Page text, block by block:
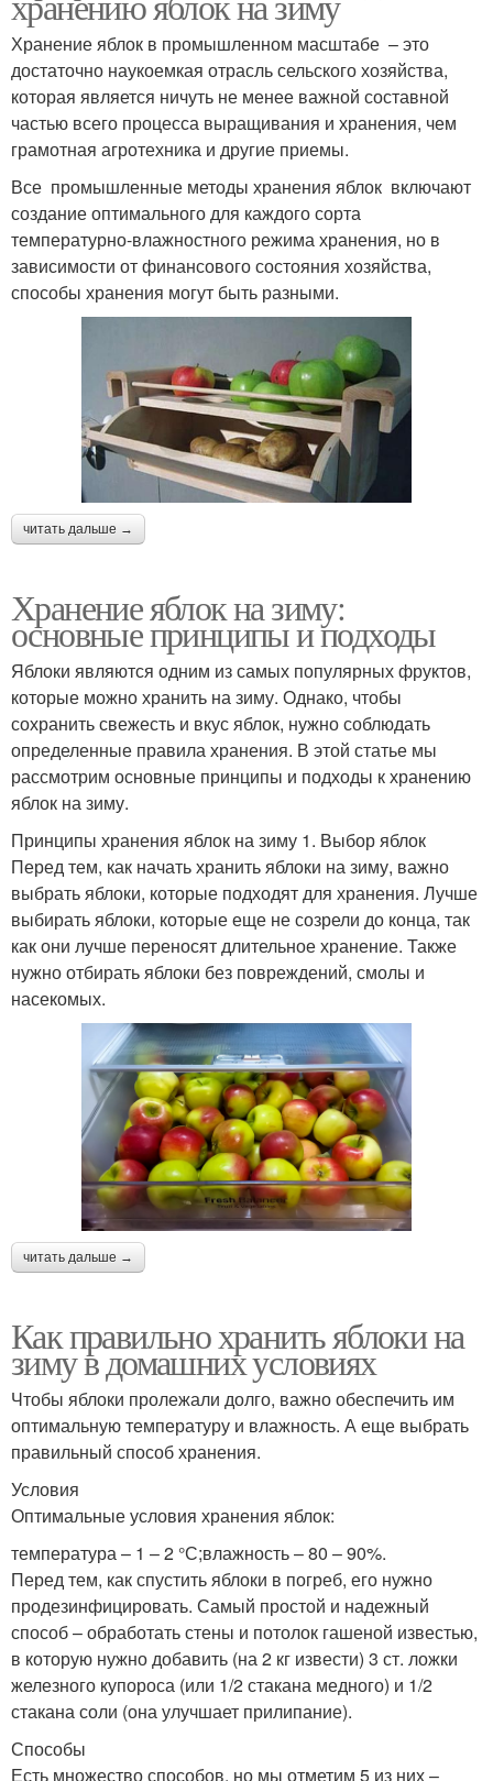
Хранение яблок в промышленном масштабе – это
достаточно наукоемкая отрасль сельского хозяйства,
которая является ничуть не менее важной составной
частью всего процесса выращивания и хранения, чем
грамотная агротехника и другие приемы.
Все промышленные методы хранения яблок включают
создание оптимального для каждого сорта
температурно-влажностного режима хранения, но в
зависимости от финансового состояния хозяйства,
способы хранения могут быть разными.
читать дальше →
Хранение яблок на зиму:
основные принципы и подходы
Яблоки являются одним из самых популярных фруктов,
которые можно хранить на зиму. Однако, чтобы
сохранить свежесть и вкус яблок, нужно соблюдать
определенные правила хранения. В этой статье мы
рассмотрим основные принципы и подходы к хранению
яблок на зиму.
Принципы хранения яблок на зиму 1. Выбор яблок
Перед тем, как начать хранить яблоки на зиму, важно
выбрать яблоки, которые подходят для хранения. Лучше
выбирать яблоки, которые еще не созрели до конца, так
как они лучше переносят длительное хранение. Также
нужно отбирать яблоки без повреждений, смолы и
насекомых.
читать дальше →
Как правильно хранить яблоки на
зиму в домашних условиях
Чтобы яблоки пролежали долго, важно обеспечить им
оптимальную температуру и влажность. А еще выбрать
правильный способ хранения.
Условия
Оптимальные условия хранения яблок:
температура – 1 – 2 °С;влажность – 80 – 90%.
Перед тем, как спустить яблоки в погреб, его нужно
продезинфицировать. Самый простой и надежный
способ – обработать стены и потолок гашеной известью,
в которую нужно добавить (на 2 кг извести) 3 ст. ложки
железного купороса (или 1/2 стакана медного) и 1/2
стакана соли (она улучшает прилипание).
Способы
Есть множество способов, но мы отметим 5 из них –